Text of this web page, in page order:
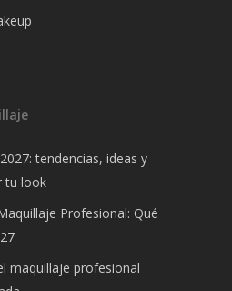
tendencias, ideas y
tu look
Profesional: Qué
maquillaje profesional